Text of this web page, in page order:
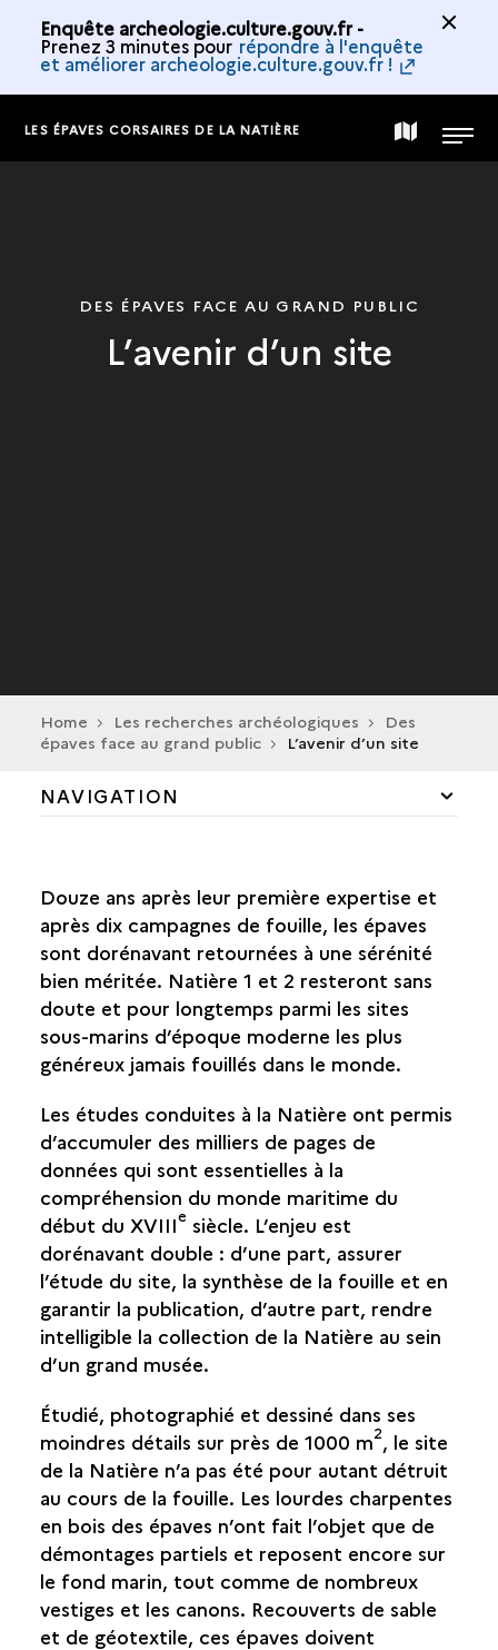
Enquête archeologie.culture.gouv.fr -
Prenez 3 minutes pour répondre à l'enquête
et améliorer archeologie.culture.gouv.fr !
LES ÉPAVES CORSAIRES DE LA NATIÈRE CARTE
COLLECTION
MENU
DES ÉPAVES FACE AU GRAND PUBLIC
L’avenir d’un site
Home Les recherches archéologiques
Des
épaves face au grand public
L’avenir d’un site
NAVIGATION
MÉTHODES ET TECHNIQUES DE FOUILLE
LE TRAVAIL À TERRE
CONSERVATION ET RESTAURATION
L’IDENTIFICATION DES ÉPAVES
L’AVENIR DE LA COLLECTION
ARCHÉOLOGIQUE
L’AVENIR D’UN SITE
Douze ans après leur première expertise et
après dix campagnes de fouille, les épaves
sont dorénavant retournées à une sérénité
bien méritée. Natière 1 et 2 resteront sans
doute et pour longtemps parmi les sites
sous-marins d’époque moderne les plus
généreux jamais fouillés dans le monde.
Les études conduites à la Natière ont permis
d’accumuler des milliers de pages de
données qui sont essentielles à la
compréhension du monde maritime du
début du XVIIIe siècle. L’enjeu est
dorénavant double : d’une part, assurer
l’étude du site, la synthèse de la fouille et en
garantir la publication, d’autre part, rendre
intelligible la collection de la Natière au sein
d’un grand musée.
Étudié, photographié et dessiné dans ses
moindres détails sur près de 1000 m2, le site
de la Natière n’a pas été pour autant détruit
au cours de la fouille. Les lourdes charpentes
en bois des épaves n’ont fait l’objet que de
démontages partiels et reposent encore sur
le fond marin, tout comme de nombreux
vestiges et les canons. Recouverts de sable
et de géotextile, ces épaves doivent